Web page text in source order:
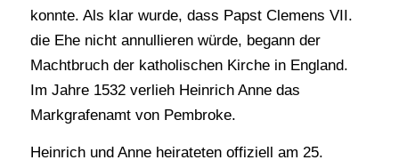
konnte. Als klar wurde, dass Papst Clemens VII.
die Ehe nicht annullieren würde, begann der
Machtbruch der katholischen Kirche in England.
Im Jahre 1532 verlieh Heinrich Anne das
Markgrafenamt von Pembroke.
Heinrich und Anne heirateten offiziell am 25.